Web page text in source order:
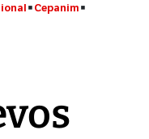
Cepanim